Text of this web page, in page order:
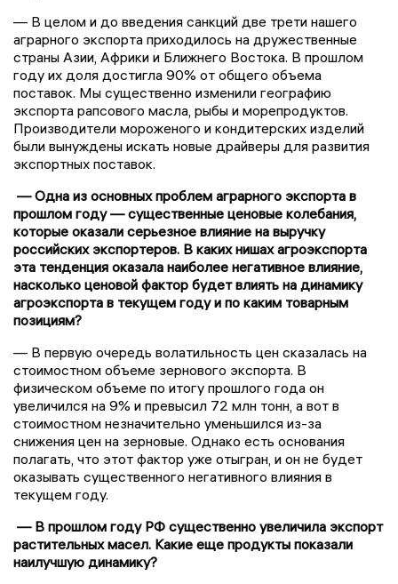
— В целом и до введения санкций две трети нашего
аграрного экспорта приходилось на дружественные
страны Азии, Африки и Ближнего Востока. В прошлом
году их доля достигла 90% от общего объема
поставок. Мы существенно изменили географию
экспорта рапсового масла, рыбы и морепродуктов.
Производители мороженого и кондитерских изделий
были вынуждены искать новые драйверы для развития
экспортных поставок.
— Одна из основных проблем аграрного экспорта в
прошлом году — существенные ценовые колебания,
которые оказали серьезное влияние на выручку
российских экспортеров. В каких нишах агроэкспорта
эта тенденция оказала наиболее негативное влияние,
насколько ценовой фактор будет влиять на динамику
агроэкспорта в текущем году и по каким товарным
позициям?
— В первую очередь волатильность цен сказалась на
стоимостном объеме зернового экспорта. В
физическом объеме по итогу прошлого года он
увеличился на 9% и превысил 72 млн тонн, а вот в
стоимостном незначительно уменьшился из-за
снижения цен на зерновые. Однако есть основания
полагать, что этот фактор уже отыгран, и он не будет
оказывать существенного негативного влияния в
текущем году.
— В прошлом году РФ существенно увеличила экспорт
растительных масел. Какие еще продукты показали
наилучшую динамику?